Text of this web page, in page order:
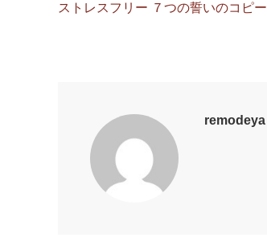
ストレスフリー ７つの誓いのコピー
remodeya